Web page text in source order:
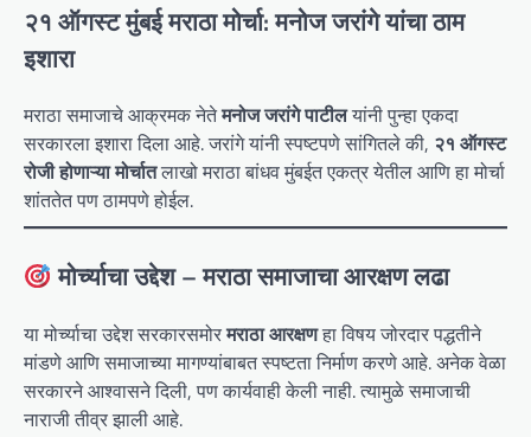
२१ ऑगस्ट मुंबई मराठा मोर्चा: मनोज जरांगे यांचा ठाम
इशारा
मराठा समाजाचे आक्रमक नेतेमनोज जरांगे पाटीलयांनी पुन्हा एकदा
सरकारला इशारा दिला आहे. जरांगे यांनी स्पष्टपणे सांगितले की, २१ ऑगस्ट
रोजी होणाऱ्या मोर्चातलाखो मराठा बांधव मुंबईत एकत्र येतील आणि हा मोर्चा
शांततेत पण ठामपणे होईल.
मोर्च्याचा उद्देश –मराठा समाजाचा आरक्षण लढा
या मोर्च्याचा उद्देश सरकारसमोरमराठा आरक्षणहा विषय जोरदार पद्धतीने
मांडणे आणि समाजाच्या मागण्यांबाबत स्पष्टता निर्माण करणे आहे. अनेक वेळा
सरकारने आश्वासने दिली, पण कार्यवाही केली नाही. त्यामुळे समाजाची
नाराजी तीव्र झाली आहे.